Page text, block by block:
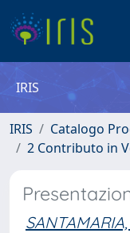
IRIS
IRIS
Catalogo
2 Contributo in